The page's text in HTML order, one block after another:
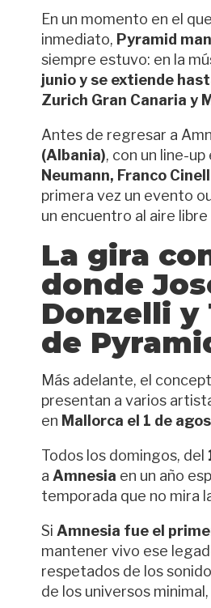
En un momento en el
inmediato, Pyramid
siempre estuvo: en la
junio y se extiende
Zurich Gran Canaria y
Antes de regresar a
(Albania), con un line-
Neumann, Franco
primera vez un evento
un encuentro al aire
La gira
donde
Donzelli y
de
Más adelante, el
presentan a varios
en Mallorca el 1 de
Todos los domingos, del
a Amnesia en un año
temporada que no mira
Si Amnesia fue el
mantener vivo ese
respetados de los
de los universos